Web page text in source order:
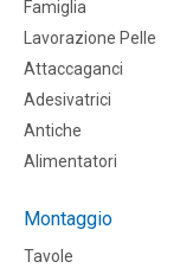
Famiglia
Lavorazione Pelle
Attaccaganci
Adesivatrici
Antiche
Alimentatori
Montaggio
Tavole